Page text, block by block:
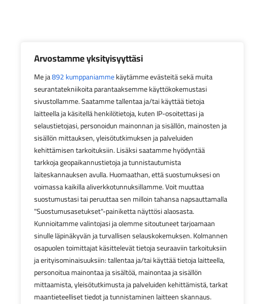
Arvostamme yksityisyyttäsi
Me ja892 kumppaniammekäytämme evästeitä sekä muita
seurantatekniikoita parantaaksemme käyttökokemustasi
sivustollamme. Saatamme tallentaa ja/tai käyttää tietoja
laitteella ja käsitellä henkilötietoja, kuten IP-osoitettasi ja
selaustietojasi, personoidun mainonnan ja sisällön, mainosten ja
sisällön mittauksen, yleisötutkimuksen ja palveluiden
kehittämisen tarkoituksiin. Lisäksi saatamme hyödyntää
tarkkoja geopaikannustietoja ja tunnistautumista
laiteskannauksen avulla. Huomaathan, että suostumuksesi on
voimassa kaikilla aliverkkotunnuksillamme. Voit muuttaa
suostumustasi tai peruuttaa sen milloin tahansa napsauttamalla
"Suostumusasetukset"-painiketta näyttösi alaosasta.
Kunnioitamme valintojasi ja olemme sitoutuneet tarjoamaan
sinulle läpinäkyvän ja turvallisen selauskokemuksen. Kolmannen
osapuolen toimittajat käsittelevät tietoja seuraaviin tarkoituksiin
ja erityisominaisuuksiin: tallentaa ja/tai käyttää tietoja laitteella,
personoitua mainontaa ja sisältöä, mainontaa ja sisällön
mittaamista, yleisötutkimusta ja palveluiden kehittämistä, tarkat
maantieteelliset tiedot ja tunnistaminen laitteen skannaus.